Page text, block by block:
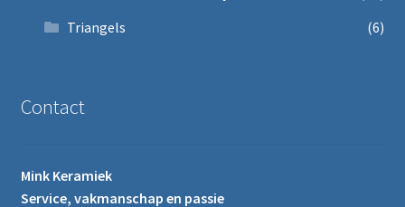
Triangels
(6)
Contact
Mink Keramiek
Service, vakmanschap en passie